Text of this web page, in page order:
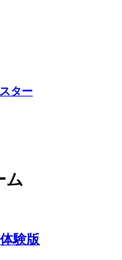
ター
ム
験版